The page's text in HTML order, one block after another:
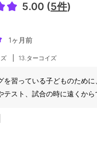
5.00 (5件)
1ヶ月前
13.ターコイズ
を習っている子どものため
テスト、試合の時に遠くから